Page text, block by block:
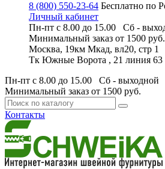
8 (800) 550-23-64 Бесплатно по
Личный кабинет
Пн-пт с 8.00 до 15.00 Сб -
Минимальный заказ от 1500 руб.
Москва, 19км Мкад, вл20, стр 1
Тк Южные Ворота , 21 линия 63
Пн-пт с 8.00 до 15.00 Сб - выходной
Минимальный заказ от 1500 руб.
Контакты